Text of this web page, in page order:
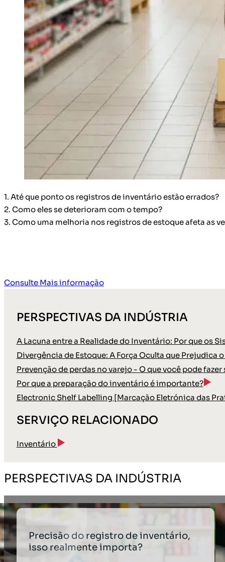
1. Até que ponto os registros de inventário estão errados?
2. Como eles se deterioram com o tempo?
3. Como uma melhoria nos registros de estoque afeta as
Consulte Mais informação
PERSPECTIVAS DA INDÚSTRIA
A Lacuna entre a Realidade do Inventário: Por que os
Divergência de Estoque: A Força Oculta que Prejudica
Prevenção de perdas no varejo - O que você pode fazer
Por que a preparação do inventário é importante?
Electronic Shelf Labelling [Marcação Eletrónica das
SERVIÇO RELACIONADO
Inventário
PERSPECTIVAS DA INDÚSTRIA
Precisão do registro de inventário,
isso realmente importa?